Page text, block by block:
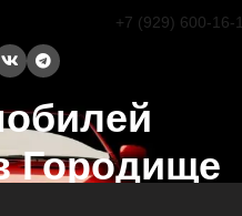
+7 (929) 600-16-
Городище